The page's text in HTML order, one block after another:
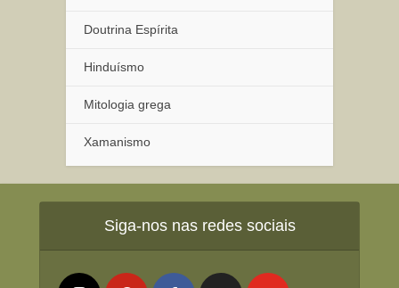
Doutrina Espírita
Hinduísmo
Mitologia grega
Xamanismo
Siga-nos nas redes sociais